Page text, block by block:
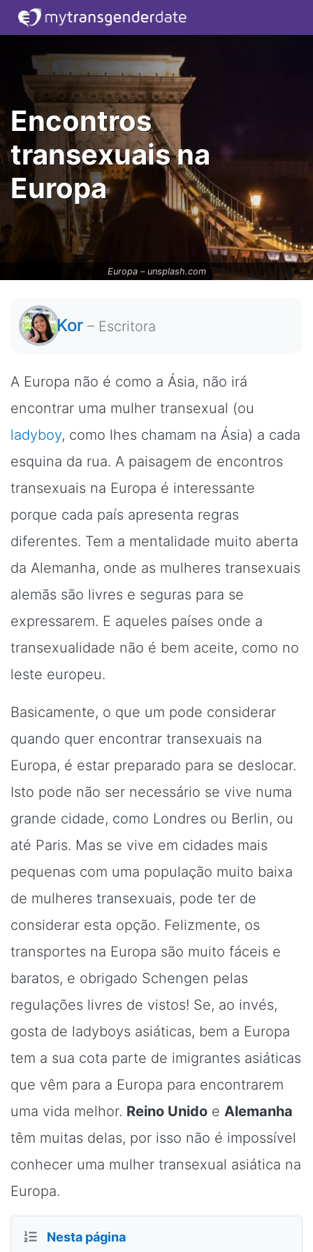
Europa – unsplash.com
Encontros
transexuais na
Europa
Kor – Escritora
A Europa não é como a Ásia, não irá
encontrar uma mulher transexual (ou
ladyboy, como lhes chamam na Ásia) a cada
esquina da rua. A paisagem de encontros
transexuais na Europa é interessante
porque cada país apresenta regras
diferentes. Tem a mentalidade muito aberta
da Alemanha, onde as mulheres transexuais
alemãs são livres e seguras para se
expressarem. E aqueles países onde a
transexualidade não é bem aceite, como no
leste europeu.
Basicamente, o que um pode considerar
quando quer encontrar transexuais na
Europa, é estar preparado para se deslocar.
Isto pode não ser necessário se vive numa
grande cidade, como Londres ou Berlin, ou
até Paris. Mas se vive em cidades mais
pequenas com uma população muito baixa
de mulheres transexuais, pode ter de
considerar esta opção. Felizmente, os
transportes na Europa são muito fáceis e
baratos, e obrigado Schengen pelas
regulações livres de vistos! Se, ao invés,
gosta de ladyboys asiáticas, bem a Europa
tem a sua cota parte de imigrantes asiáticas
que vêm para a Europa para encontrarem
uma vida melhor. Reino Unido e Alemanha
têm muitas delas, por isso não é impossível
conhecer uma mulher transexual asiática na
Europa.
Nesta página